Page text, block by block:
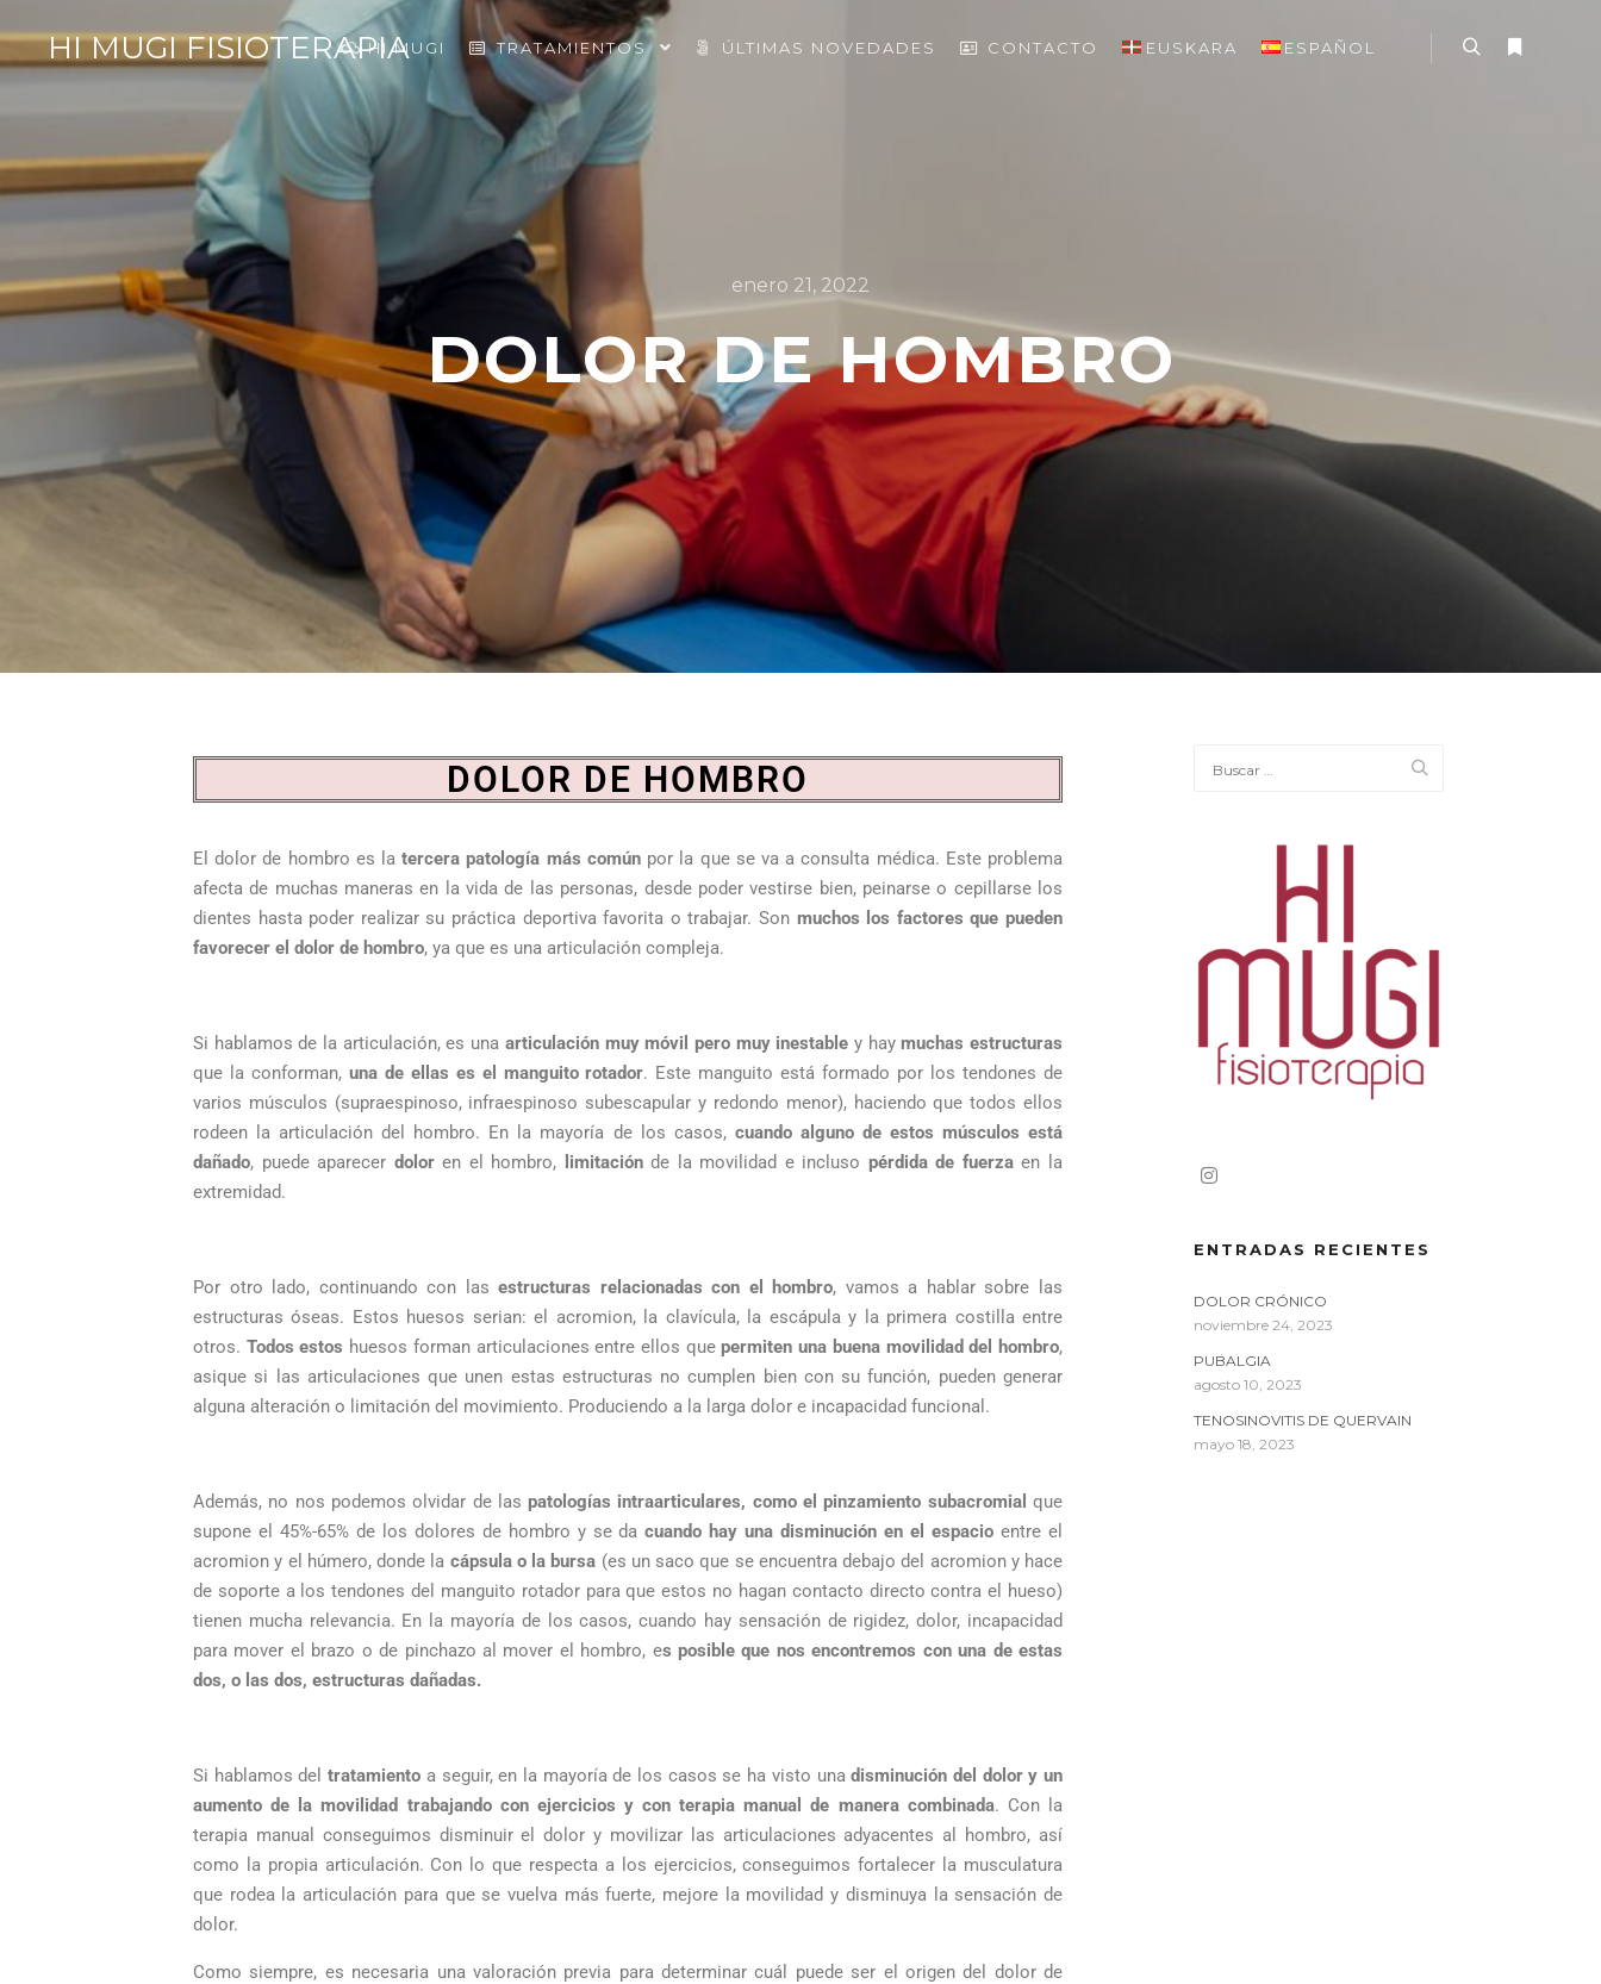
HI MUGI FISIOTERAPIA
HI MUGI TRATAMIENTOS ÚLTIMAS NOVEDADES CONTACTO EUSKARA ESPAÑOL
enero 21, 2022
DOLOR DE HOMBRO
DOLOR DE HOMBRO
El dolor de hombro es latercera patología más comúnpor la que se va a consulta médica. Este problema
afecta de muchas maneras en la vida de las personas, desde poder vestirse bien, peinarse o cepillarse los
dientes hasta poder realizar su práctica deportiva favorita o trabajar. Son muchos los factores que pueden
favorecer el dolor de hombro, ya que es una articulación compleja.
Si hablamos de la articulación, es una articulación muy móvil pero muy inestable y haymuchas estructuras
que la conforman, una de ellas es el manguito rotador. Este manguito está formado por los tendones de
varios músculos (supraespinoso, infraespinoso subescapular y redondo menor), haciendo que todos ellos
rodeen la articulación del hombro. En la mayoría de los casos, cuando alguno de estos músculos está
dañado, puede aparecer doloren el hombro, limitaciónde la movilidad e incluso pérdida de fuerzaen la
extremidad.
Por otro lado, continuando con lasestructuras relacionadas con el hombro, vamos a hablar sobre las
estructuras óseas. Estos huesos serian: el acromion, la clavícula, la escápula y la primera costilla entre
otros. Todos estos huesos forman articulaciones entre ellos quepermiten una buena movilidad del hombro,
asique si las articulaciones que unen estas estructuras no cumplen bien con su función, pueden generar
alguna alteración o limitación del movimiento. Produciendo a la larga dolor e incapacidad funcional.
Además, no nos podemos olvidar de laspatologías intraarticulares, como el pinzamiento subacromial que
supone el 45%-65% de los dolores de hombro y se dacuando hay una disminución en el espacioentre el
acromion y el húmero, donde la cápsula o la bursa (es un saco que se encuentra debajo del acromion y hace
de soporte a los tendones del manguito rotador para que estos no hagan contacto directo contra el hueso)
tienen mucha relevancia. En la mayoría de los casos, cuando hay sensación de rigidez, dolor, incapacidad
para mover el brazo o de pinchazo al mover el hombro, es posible que nos encontremos con una de estas
dos, o las dos, estructuras dañadas.
Si hablamos deltratamiento a seguir, en la mayoría de los casos se ha visto unadisminución del dolor y un
aumento de la movilidad trabajando con ejercicios y con terapia manual de manera combinada. Con la
terapia manual conseguimos disminuir el dolor y movilizar las articulaciones adyacentes al hombro, así
como la propia articulación. Con lo que respecta a los ejercicios, conseguimos fortalecer la musculatura
que rodea la articulación para que se vuelva más fuerte, mejore la movilidad y disminuya la sensación de
dolor.
Como siempre, es necesaria una valoración previa para determinar cuál puede ser el origen del dolor de
ENTRADAS RECIENTES
DOLOR CRÓNICO
noviembre 24, 2023
PUBALGIA
agosto 10, 2023
TENOSINOVITIS DE QUERVAIN
mayo 18, 2023